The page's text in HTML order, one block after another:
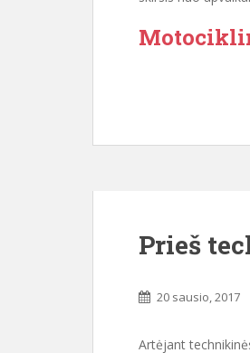
Prieš
20 sausio, 2017
Artėjant